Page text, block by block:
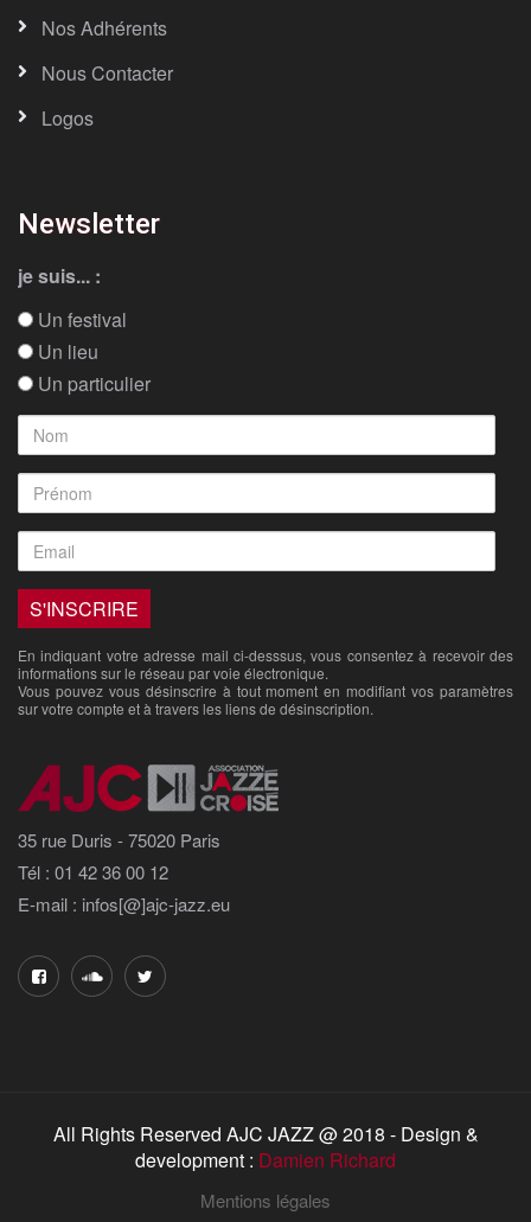
Nos Adhérents
Nous Contacter
Logos
Newsletter
je suis... :
Un festival
Un lieu
Un particulier
En indiquant votre adresse mail ci-desssus, vous consentez à recevoir des
informations sur le réseau par voie électronique.
Vous pouvez vous désinscrire à tout moment en modifiant vos paramètres
sur votre compte et à travers les liens de désinscription.
35 rue Duris - 75020 Paris
Tél : 01 42 36 00 12
E-mail : infos[@]ajc-jazz.eu
All Rights Reserved AJC JAZZ @ 2018 - Design &
development : Damien Richard
Mentions légales